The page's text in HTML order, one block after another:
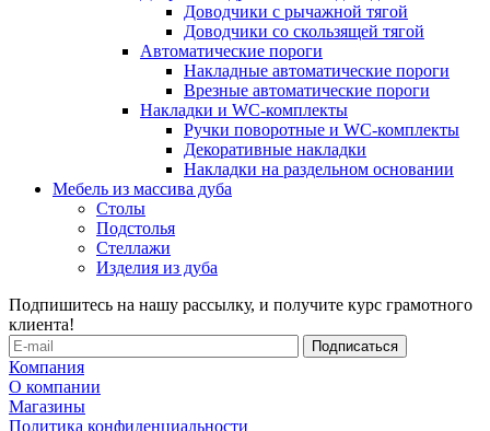
Доводчики с рычажной тягой
Доводчики со скользящей тягой
Автоматические пороги
Накладные автоматические пороги
Врезные автоматические пороги
Накладки и WC-комплекты
Ручки поворотные и WC-комплекты
Декоративные накладки
Накладки на раздельном основании
Мебель из массива дуба
Столы
Подстолья
Стеллажи
Изделия из дуба
Подпишитесь на нашу рассылку, и получите курс грамотного
клиента!
Компания
О компании
Магазины
Политика конфиденциальности